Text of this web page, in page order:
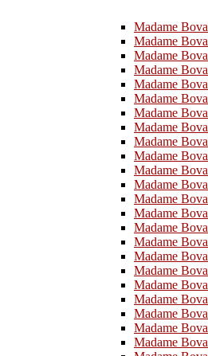
Madame
Madame
Madame
Madame
Madame
Madame
Madame
Madame
Madame
Madame
Madame
Madame
Madame
Madame
Madame
Madame
Madame
Madame
Madame
Madame
Madame
Madame
Madame